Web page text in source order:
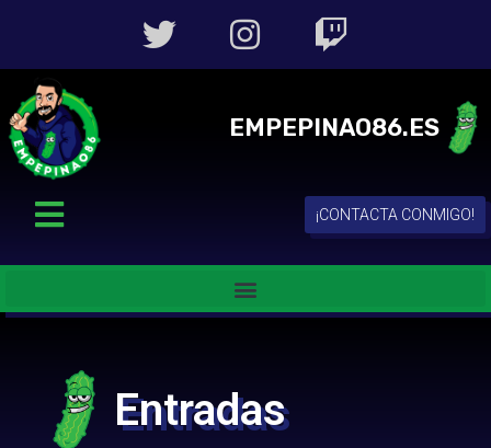
EMPEPINAO86.ES
¡CONTACTA CONMIGO!
Entradas